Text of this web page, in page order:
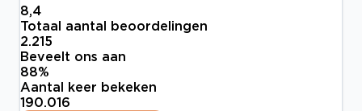
8,4
Totaal aantal beoordelingen
2.215
Beveelt ons aan
88%
Aantal keer bekeken
190.016